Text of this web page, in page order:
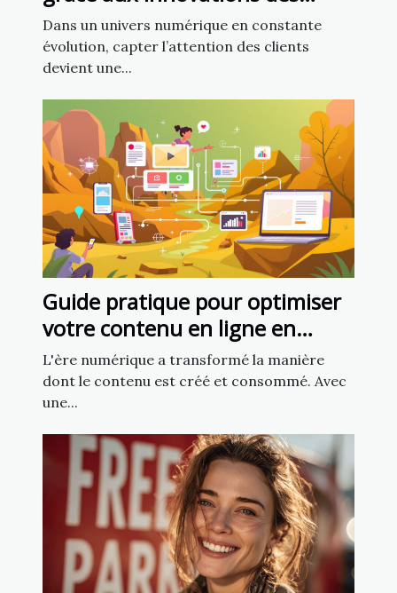
chatbots en marketing
Dans un univers numérique en constante
évolution, capter l’attention des clients
devient une...
Guide pratique pour optimiser
votre contenu en ligne en
utilisant l'intelligence artificielle
L'ère numérique a transformé la manière
dont le contenu est créé et consommé. Avec
une...